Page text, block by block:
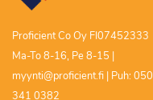
Proficient Co Oy FI07452333
Ma-To 8-16, Pe 8-15 |
myynti@proficient.fi | Puh: 050
341 0382